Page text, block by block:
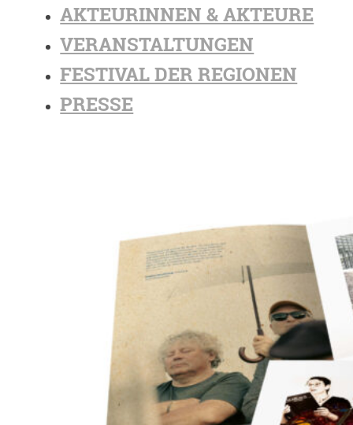
AKTEURINNEN & AKTEURE
VERANSTALTUNGEN
FESTIVAL DER REGIONEN
PRESSE